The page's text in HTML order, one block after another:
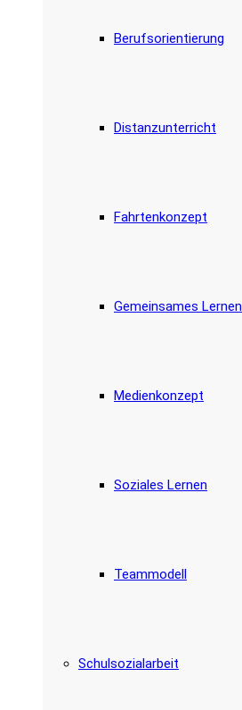
Berufsorientierung
Distanzunterricht
Fahrtenkonzept
Gemeinsames Lernen
Medienkonzept
Soziales Lernen
Teammodell
Schulsozialarbeit